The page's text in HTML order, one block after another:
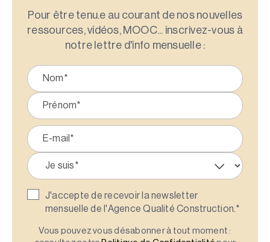
Pour être tenu.e au courant de nos nouvelles
ressources, vidéos, MOOC... inscrivez-vous à
notre lettre d'info mensuelle :
J'accepte de recevoir la newsletter
mensuelle de l'Agence Qualité Construction.*
Vous pouvez vous désabonner à tout moment :